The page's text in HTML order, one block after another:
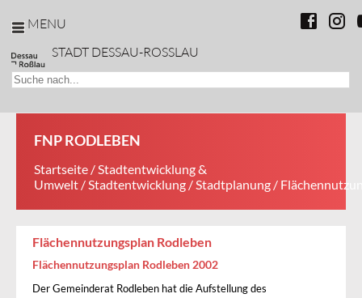
MENU
STADT DESSAU-ROSSLAU
FNP RODLEBEN
Startseite /Stadtentwicklung &
Umwelt /Stadtentwicklung /Stadtplanung /
Flächennutzungsplan Rodleben
Flächennutzungsplan Rodleben 2002
Der Gemeinderat Rodleben hat die Aufstellung des